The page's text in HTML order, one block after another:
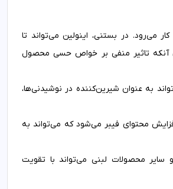
می‌رود. در بستنی، اینولین می‌تواند تا
آنکه تاثیر منفی بر خواص حسی محصول
می‌تواند به عنوان شیرین‌کننده در نوشیدنی‌ها،
محتوای فیبر می‌شود که می‌تواند به
سایر محصولات لبنی می‌تواند با تقویت